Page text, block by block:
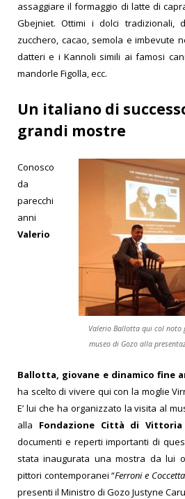
assaggiare il formaggio di latte di
Gbejniet. Ottimi i dolci tradizionali,
zucchero, cacao, semola e imbevute
datteri e i Kannoli simili ai famosi
mandorle Figolla, ecc.
Un italiano di
grandi mostre
Valerio Ballotta qui col noto
museo di Gozo alla
Conosco
da
parecchi
anni
Valerio
Ballotta, giovane e dinamico fine
ha scelto di vivere qui con la moglie
E’ lui che ha organizzato la visita al
alla Fondazione Città di Vittoria
documenti e reperti importanti di
stata inaugurata una mostra da lui
pittori contemporanei “Ferroni e Coccetta
presenti il Ministro di Gozo Justyne